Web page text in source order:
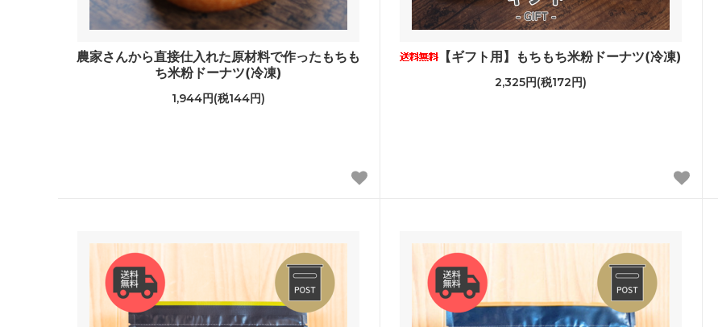
農家さんから直接仕入れた原材料で作ったもちも
ち米粉ドーナツ(冷凍)
1,944円(税144円)
【ギフト用】もちもち米粉ドーナツ(冷凍)
2,325円(税172円)